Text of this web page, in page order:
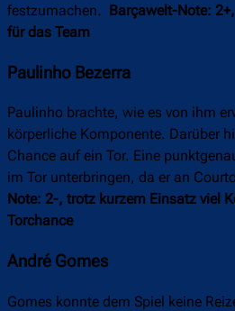
festzumachen. Barçawelt-Note:
für das Team
Paulinho Bezerra
Paulinho brachte, wie es von ihm
körperliche Komponente. Darüber
Chance auf ein Tor. Eine
im Tor unterbringen, da er an
Note: 2-, trotz kurzem Einsatz viel
Torchance
André Gomes
Gomes konnte dem Spiel keine